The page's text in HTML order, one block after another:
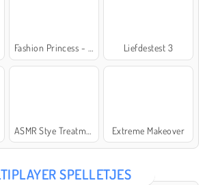
Liefdestest 3
Extreme Makeover
SPELLETJES